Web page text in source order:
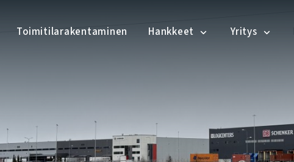
Toimitilarakentaminen Hankkeet Yritys